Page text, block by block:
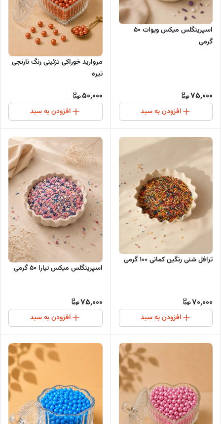
اسپرینگلس میکس ویوات 50
گرمی
75,000
افزودن به سبد
مروارید خوراکی تزئینی رنگ نارنجی
تیره
50,000
افزودن به سبد
ترافل شنی رنگین کمانی ۱۰۰ گرمی
70,000
افزودن به سبد
اسپرینگلس میکس تیارا 50 گرمی
75,000
افزودن به سبد